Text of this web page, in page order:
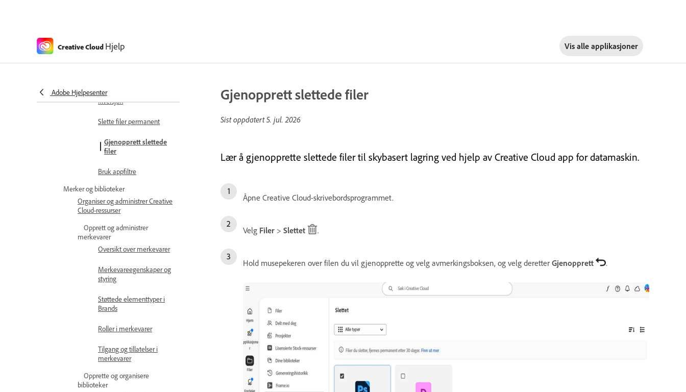
Creative Cloud Hjelp Vis alle applikasjoner
Adobe Hjelpesenter
nettsky-dokumenter
Gjenopprett tidligere
filversjon
Slette filer permanent
Gjenopprett slettede
filer
Bruk appfiltre
Merker og biblioteker
Organiser og administrer Creative
Cloud-ressurser
Opprett og administrer
merkevarer
Oversikt over merkevarer
Merkevareegenskaper og
styring
Støttede elementtyper i
Brands
Roller i merkevarer
Tilgang og tillatelser i
merkevarer
Opprette og organisere
biblioteker
Gjenopprett slettede filer
Sist oppdatert5. jul. 2026
Lær å gjenopprette slettede filer til skybasert lagring ved hjelp av Creative Cloud app for datamaskin.
Åpne Creative Cloud-skrivebordsprogrammet.
Velg Filer > Slettet .
Hold musepekeren over filen du vil gjenopprette og velg avmerkingsboksen, og velg deretter Gjenopprett .